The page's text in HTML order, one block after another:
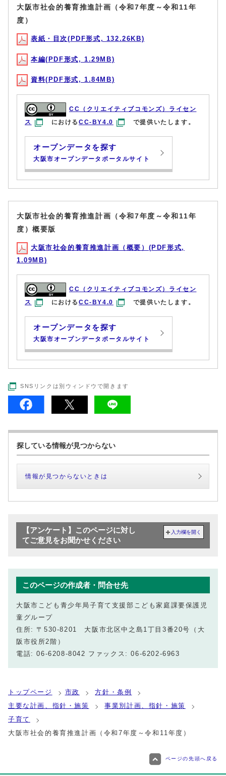
大阪市社会的養育推進計画（令和7年度～令和11年
度）
表紙・目次(PDF形式, 132.26KB)
本編(PDF形式, 1.29MB)
資料(PDF形式, 1.84MB)
CC（クリエイティブコモンズ）ライセン
ス
におけるCC-BY4.0 で提供いたします。
オープンデータを探す
大阪市オープンデータポータルサイト
大阪市社会的養育推進計画（令和7年度～令和11年
度）概要版
大阪市社会的養育推進計画（概要）(PDF形式,
1.09MB)
CC（クリエイティブコモンズ）ライセン
ス
におけるCC-BY4.0 で提供いたします。
オープンデータを探す
大阪市オープンデータポータルサイト
SNSリンクは別ウィンドウで開きます
探している情報が見つからない
情報が見つからないときは
【アンケート】このページに対し
てご意見をお聞かせください
入力欄を開く
このページの作成者・問合せ先
大阪市こども青少年局子育て支援部こども家庭課要保護児
童グループ
住所: 〒530-8201 大阪市北区中之島1丁目3番20号（大
阪市役所2階）
電話: 06-6208-8042 ファックス: 06-6202-6963
トップページ 市政
方針・条例
主要な計画、指針・施策
事業別計画、指針・施策
子育て
大阪市社会的養育推進計画（令和7年度～令和11年度）
ページの先頭へ戻る